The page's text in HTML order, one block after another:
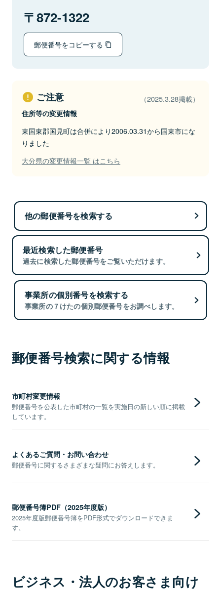
872-1322
郵便番号をコピーする
ご注意 （2025.3.28掲載）
住所等の変更情報
東国東郡国見町は合併により2006.03.31から国東市にな
りました
大分県の変更情報一覧 はこちら
他の郵便番号を検索する
最近検索した郵便番号
過去に検索した郵便番号をご覧いただけます。
事業所の個別番号を検索する
事業所の７けたの個別郵便番号をお調べします。
郵便番号検索に関する情報
市町村変更情報
郵便番号を公表した市町村の一覧を実施日の新しい順に掲載
しています。
よくあるご質問・お問い合わせ
郵便番号に関するさまざまな疑問にお答えします。
郵便番号簿PDF（2025年度版）
2025年度版郵便番号簿をPDF形式でダウンロードできま
す。
ビジネス・法人のお客さま向け